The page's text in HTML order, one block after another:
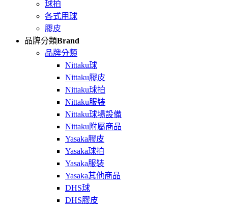
球拍
各式用球
膠皮
品牌分類Brand
品牌分類
Nittaku球
Nittaku膠皮
Nittaku球拍
Nittaku服裝
Nittaku球場設備
Nittaku附屬商品
Yasaka膠皮
Yasaka球拍
Yasaka服裝
Yasaka其他商品
DHS球
DHS膠皮